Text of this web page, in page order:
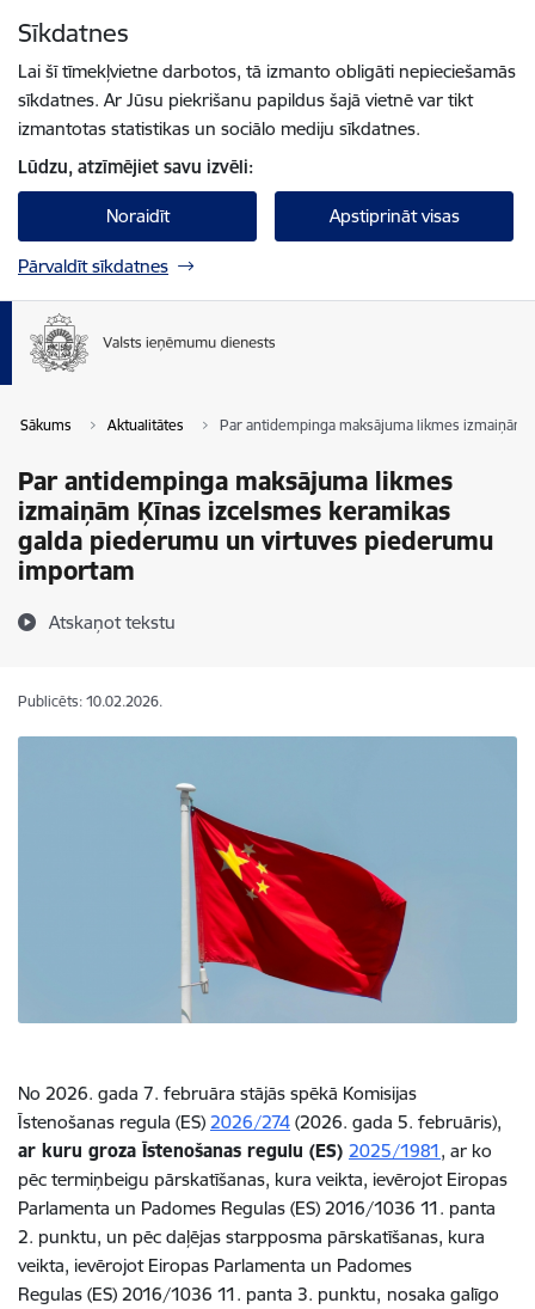
Sīkdatnes
Lai šī tīmekļvietne darbotos, tā izmanto obligāti nepieciešamās
sīkdatnes. Ar Jūsu piekrišanu papildus šajā vietnē var tikt
izmantotas statistikas un sociālo mediju sīkdatnes.
Lūdzu, atzīmējiet savu izvēli:
Noraidīt Apstiprināt visas
Pārvaldīt sīkdatnes
Sākums Aktualitātes Par antidempinga maksājuma likmes
Par antidempinga maksājuma likmes
izmaiņām Ķīnas izcelsmes keramikas
galda piederumu un virtuves piederumu
importam
Atskaņot tekstu
Publicēts: 10.02.2026.
No 2026. gada 7. februāra stājās spēkā Komisijas
Īstenošanas regula (ES) 2026/274 (2026. gada 5. februāris),
ar kuru groza Īstenošanas regulu (ES) 2025/1981, ar ko
pēc termiņbeigu pārskatīšanas, kura veikta, ievērojot Eiropas
Parlamenta un Padomes Regulas (ES) 2016/1036 11. panta
2. punktu, un pēc daļējas starpposma pārskatīšanas, kura
veikta, ievērojot Eiropas Parlamenta un Padomes
Regulas (ES) 2016/1036 11. panta 3. punktu, nosaka galīgo